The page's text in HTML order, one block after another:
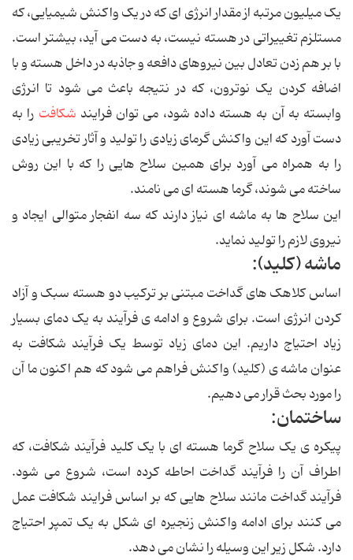
یک میلیون مرتبه از مقدار انرژی ای که در یک واکنش شیمیایی، که
مستلزم تغییراتی در هسته نیست، به دست می آید، بیشتر است.
با بر هم زدن تعادل بین نیروهای دافعه و جاذبه در داخل هسته و با
اضافه کردن یک نوترون، که در نتیجه باعث می شود تا انرژی
وابسته به آن به هسته داده شود، می توان فرایند شکافت را به
دست آورد که این واکنش گرمای زیادی را تولید و آثار تخریبی زیادی
را به همراه می آورد برای همین سلاح هایی را که با این روش
ساخته می شوند، گرما هسته ای می نامند.
این سلاح ها به ماشه ای نیاز دارند که سه انفجار متوالی ایجاد و
نیروی لازم را تولید نماید.
ماشه (کلید):
اساس کلاهک های گداخت مبتنی بر ترکیب دو هسته سبک و آزاد
کردن انرژی است. برای شروع و ادامه ی فرآیند به یک دمای بسیار
زیاد احتیاج داریم. این دمای زیاد توسط یک فرآیند شکافت به
عنوان ماشه ی (کلید) واکنش فراهم می شود که هم اکنون ما آن
را مورد بحث قرار می دهیم.
ساختمان:
پیکره ی یک سلاح گرما هسته ای با یک کلید فرآیند شکافت، که
اطراف آن را فرآیند گداخت احاطه کرده است، شروع می شود.
فرآیند گداخت مانند سلاح هایی که بر اساس فرایند شکافت عمل
می کنند برای ادامه واکنش زنجیره ای شکل به یک تمپر احتیاج
دارد. شکل زیر این وسیله را نشان می دهد.